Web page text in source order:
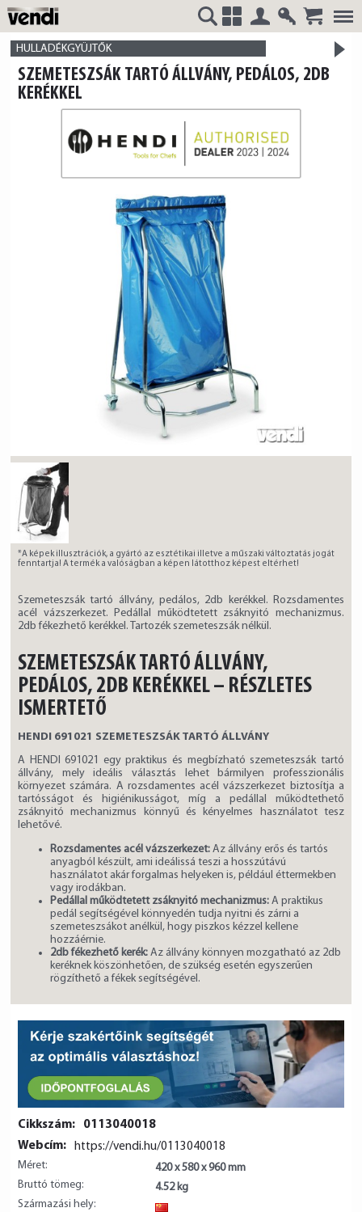
VENDI
HUNGÁRIA
HULLADÉKGYÜJTŐK
SZEMETESZSÁK TARTÓ ÁLLVÁNY, PEDÁLOS, 2DB
KERÉKKEL
*A képek illusztrációk, a gyártó az esztétikai illetve a műszaki változtatás jogát
fenntartja! A termék a valóságban a képen látotthoz képest eltérhet!
Szemeteszsák tartó állvány, pedálos, 2db kerékkel. Rozsdamentes
acél vázszerkezet. Pedállal működtetett zsáknyitó mechanizmus.
2db fékezhető kerékkel. Tartozék szemeteszsák nélkül.
SZEMETESZSÁK TARTÓ ÁLLVÁNY,
PEDÁLOS, 2DB KERÉKKEL – RÉSZLETES
ISMERTETŐ
HENDI 691021 SZEMETESZSÁK TARTÓ ÁLLVÁNY
A HENDI 691021 egy praktikus és megbízható szemeteszsák tartó
állvány, mely ideális választás lehet bármilyen professzionális
környezet számára. A rozsdamentes acél vázszerkezet biztosítja a
tartósságot és higiénikusságot, míg a pedállal működtethető
zsáknyitó mechanizmus könnyű és kényelmes használatot tesz
lehetővé.
Rozsdamentes acél vázszerkezet:Az állvány erős és tartós
anyagból készült, ami ideálissá teszi a hosszútávú
használatot akár forgalmas helyeken is, például éttermekben
vagy irodákban.
Pedállal működtetett zsáknyitó mechanizmus:A praktikus
pedál segítségével könnyedén tudja nyitni és zárni a
szemeteszsákot anélkül, hogy piszkos kézzel kellene
hozzáérnie.
2db fékezhető kerék:Az állvány könnyen mozgatható az 2db
keréknek köszönhetően, de szükség esetén egyszerűen
rögzíthető a fékek segítségével.
Cikkszám:
0113040018
Webcím:
https://vendi.hu/0113040018
Méret:
420 x 580 x 960 mm
Bruttó tömeg:
4.52 kg
Származási hely: